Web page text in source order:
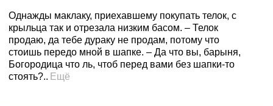
Однажды маклаку, приехавшему покупать телок, с
крыльца так и отрезала низким басом. – Телок
продаю, да тебе дураку не продам, потому что
стоишь передо мной в шапке. – Да что вы, барыня,
Богородица что ль, чтоб перед вами без шапки-то
стоять?.. Ещё